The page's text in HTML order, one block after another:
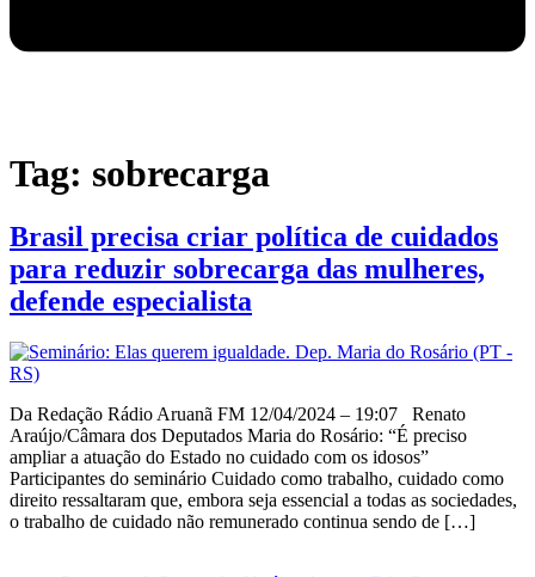
Tag: sobrecarga
Brasil precisa criar política de cuidados
para reduzir sobrecarga das mulheres,
defende especialista
Da Redação Rádio Aruanã FM 12/04/2024 – 19:07 Renato
Araújo/Câmara dos Deputados Maria do Rosário: “É preciso
ampliar a atuação do Estado no cuidado com os idosos”
Participantes do seminário Cuidado como trabalho, cuidado como
direito ressaltaram que, embora seja essencial a todas as sociedades,
o trabalho de cuidado não remunerado continua sendo de […]